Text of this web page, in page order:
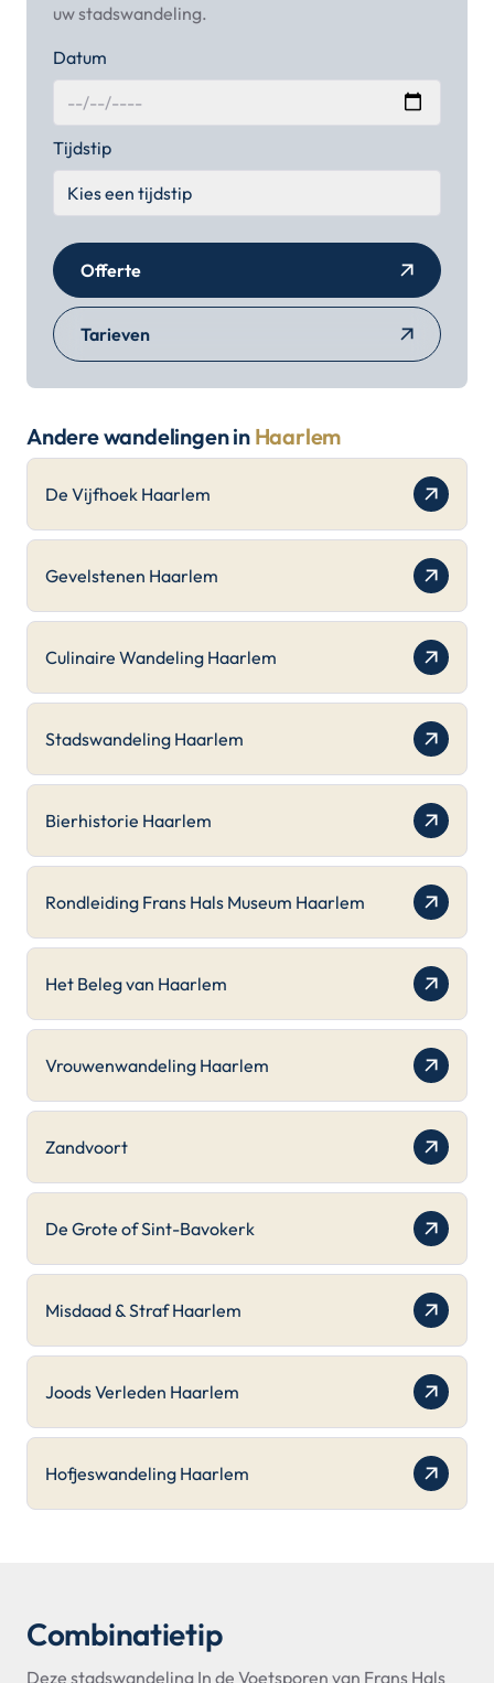
uw stadswandeling.
Datum
Tijdstip
Offerte
Tarieven
Andere wandelingen in Haarlem
De Vijfhoek Haarlem
Gevelstenen Haarlem
Culinaire Wandeling Haarlem
Stadswandeling Haarlem
Bierhistorie Haarlem
Rondleiding Frans Hals Museum Haarlem
Het Beleg van Haarlem
Vrouwenwandeling Haarlem
Zandvoort
De Grote of Sint-Bavokerk
Misdaad & Straf Haarlem
Joods Verleden Haarlem
Hofjeswandeling Haarlem
Combinatietip
Deze stadswandeling In de Voetsporen van Frans Hals